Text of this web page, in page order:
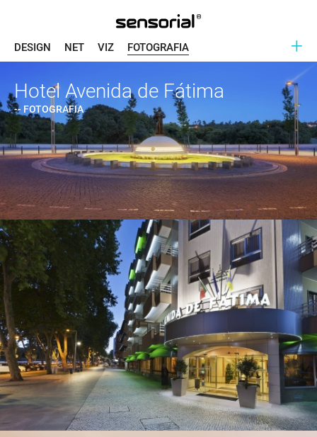
DESIGN NET VIZ FOTOGRAFIA +
Hotel Avenida de Fátima
-- FOTOGRAFIA